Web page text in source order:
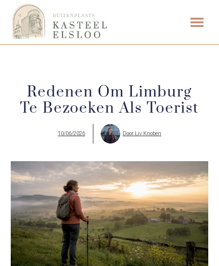
Redenen Om Limburg
Te Bezoeken Als Toerist
10/06/2026 Door Liv Knoben